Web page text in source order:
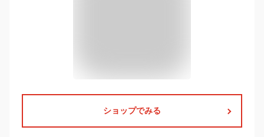
ショップでみる